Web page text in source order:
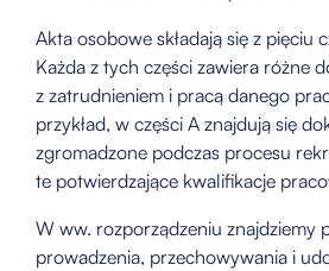
Akta osobowe składają się z pięciu
Każda z tych części zawiera różne
z zatrudnieniem i pracą danego
przykład, w części A znajdują się
zgromadzone podczas procesu
te potwierdzające kwalifikacje
W ww. rozporządzeniu znajdziemy
prowadzenia, przechowywania i